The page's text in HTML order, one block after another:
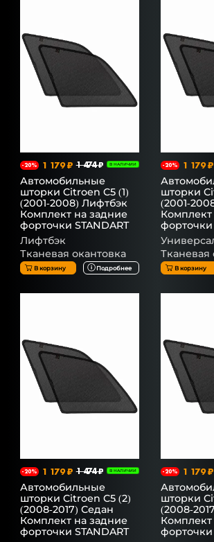
-20% 1 179 ₽ 1 474 ₽ В НАЛИЧИИ
Автомобильные
шторки Citroen C5 (1)
(2001-2008) Лифтбэк
Комплект на задние
форточки STANDART
Лифтбэк
Тканевая окантовка
В корзину Подробнее
-20% 1 179 ₽
шторки
(2001-
форточки
Тканевая
В корзину
-20% 1 179 ₽ 1 474 ₽ В НАЛИЧИИ
Автомобильные
шторки Citroen C5 (2)
(2008-2017) Седан
Комплект на задние
форточки STANDART
-20% 1 179 ₽
шторки
(2008-
форточки